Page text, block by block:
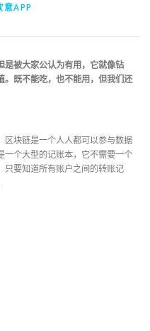
意APP
是被大家公认为有用，它就像钻
。既不能吃，也不能用，但我们还
区块链是一个人人都可以参与数据
一个大型的记账本，它不需要一个
只要知道所有账户之间的转账记